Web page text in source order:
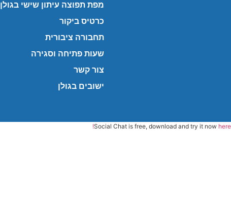
מפת תפוצה עיתון שישי בגולן
כרטיס ביקור
תחבורה ציבורית
שעות פתיחה וסגירה
צור קשר
ישובים בגולן
Social Chat is free, download and try it now here!